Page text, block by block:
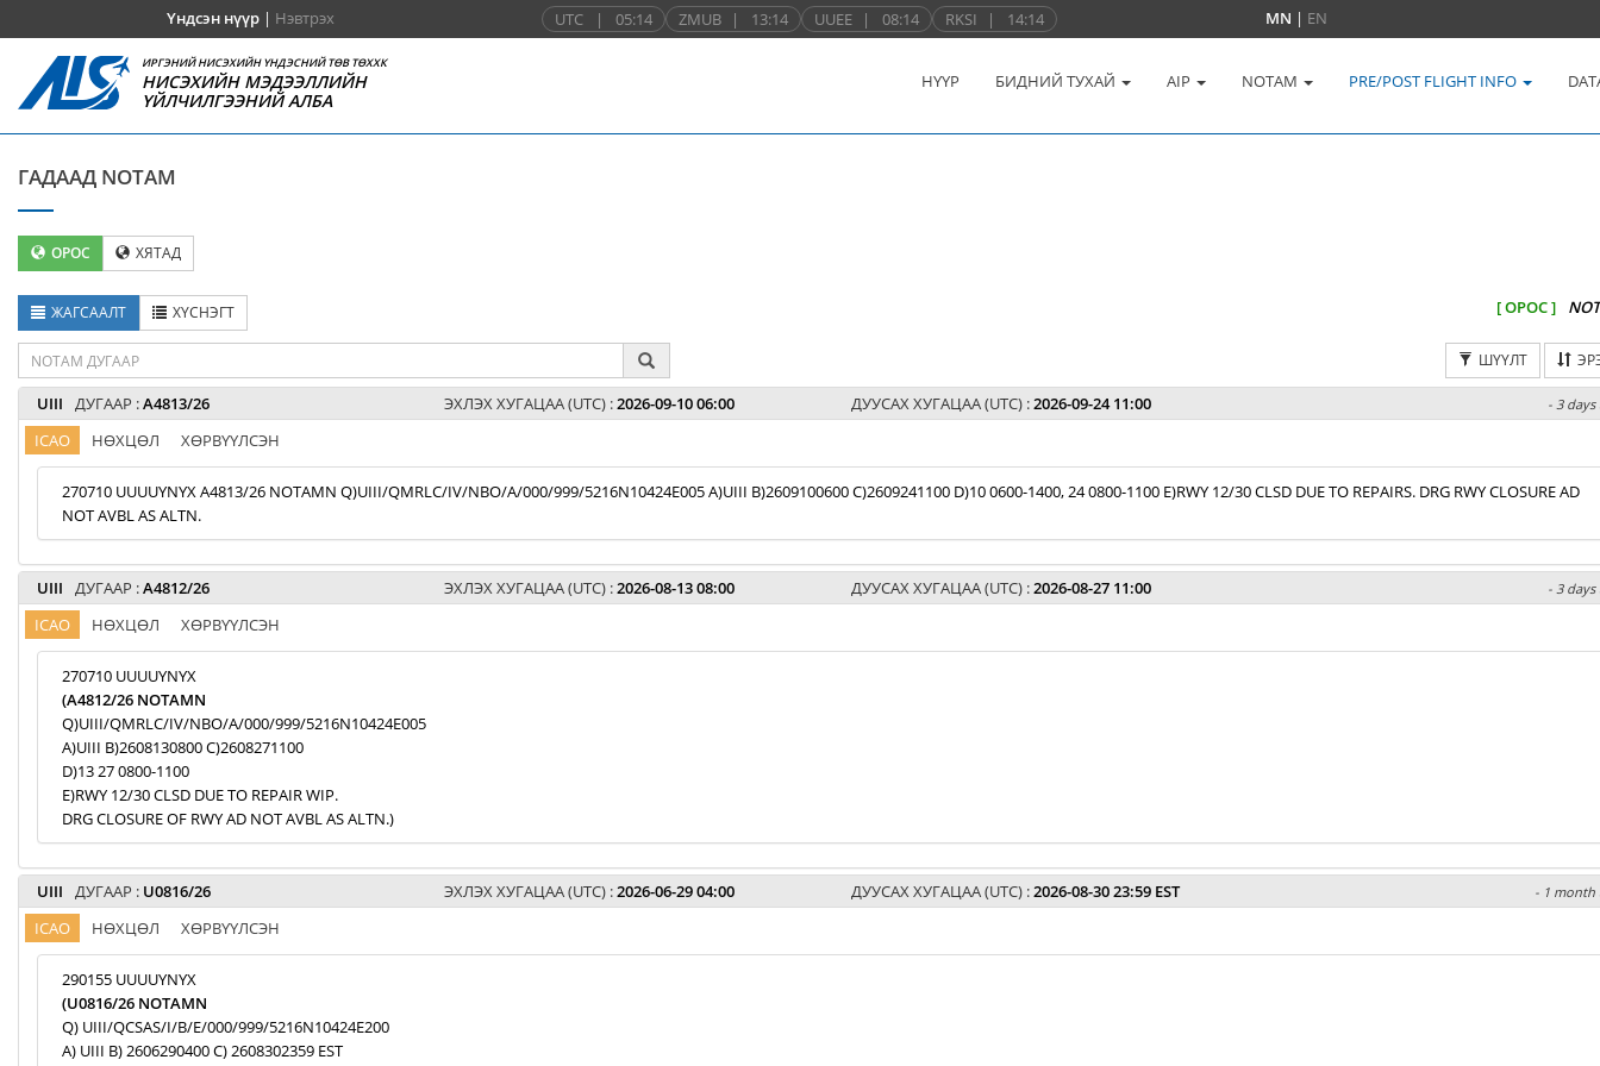
Үндсэн нүүр| Нэвтрэх UTC | 05:14 ZMUB | 13:14 UUEE | 08:14 RKSI | 14:14 MN | EN
ИРГЭНИЙ НИСЭХИЙН ҮНДЭСНИЙ ТӨВ ТӨХХК
НИСЭХИЙН МЭДЭЭЛЛИЙН
ҮЙЛЧИЛГЭЭНИЙ АЛБА
НҮҮР БИДНИЙ ТУХАЙ AIP NOTAM PRE/POST FLIGHT INFO
ГАДААД NOTAM
ОРОС ХЯТАД
ЖАГСААЛТ ХҮСНЭГТ [ ОРОС ]
ШҮҮЛТ
UIII ДУГААР :A4813/26 ЭХЛЭХ ХУГАЦАА (UTC) :2026-09-10 06:00 ДУУСАХ ХУГАЦАА (UTC) :2026-09-24 11:00 - 3 days
ICAO НӨХЦӨЛ ХӨРВҮҮЛСЭН
270710 UUUUYNYX A4813/26 NOTAMN Q)UIII/QMRLC/IV/NBO/A/000/999/5216N10424E005 A)UIII B)2609100600 C)2609241100 D)10 0600-1400, 24 0800-1100 E)RWY 12/30 CLSD DUE TO REPAIRS. DRG RWY CLOSURE AD
NOT AVBL AS ALTN.
UIII ДУГААР :A4812/26 ЭХЛЭХ ХУГАЦАА (UTC) :2026-08-13 08:00 ДУУСАХ ХУГАЦАА (UTC) :2026-08-27 11:00 - 3 days
ICAO НӨХЦӨЛ ХӨРВҮҮЛСЭН
270710 UUUUYNYX
(A4812/26 NOTAMN
Q)UIII/QMRLC/IV/NBO/A/000/999/5216N10424E005
A)UIII B)2608130800 C)2608271100
D)13 27 0800-1100
E)RWY 12/30 CLSD DUE TO REPAIR WIP.
DRG CLOSURE OF RWY AD NOT AVBL AS ALTN.)
UIII ДУГААР : U0816/26 ЭХЛЭХ ХУГАЦАА (UTC) :2026-06-29 04:00 ДУУСАХ ХУГАЦАА (UTC) :2026-08-30 23:59 EST - 1 month
ICAO НӨХЦӨЛ ХӨРВҮҮЛСЭН
290155 UUUUYNYX
(U0816/26 NOTAMN
Q) UIII/QCSAS/I/B/E/000/999/5216N10424E200
A) UIII B) 2606290400 C) 2608302359 EST